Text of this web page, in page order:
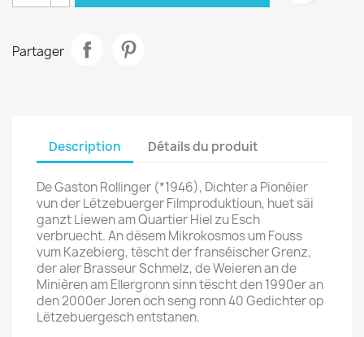
Partager
Description Détails du produit
De Gaston Rollinger (*1946), Dichter a Pionéier
vun der Lëtzebuerger Filmproduktioun, huet säi
ganzt Liewen am Quartier Hiel zu Esch
verbruecht. An dësem Mikrokosmos um Fouss
vum Kazebierg, tëscht der franséischer Grenz,
der aler Brasseur Schmelz, de Weieren an de
Minièren am Ellergronn sinn tëscht den 1990er an
den 2000er Joren och seng ronn 40 Gedichter op
Lëtzebuergesch entstanen.